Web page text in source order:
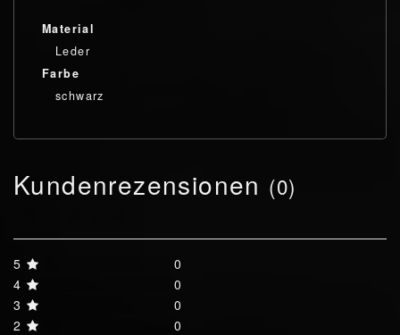
Material
Leder
Farbe
schwarz
Kundenrezensionen (0)
5
0
4
0
3
0
2
0